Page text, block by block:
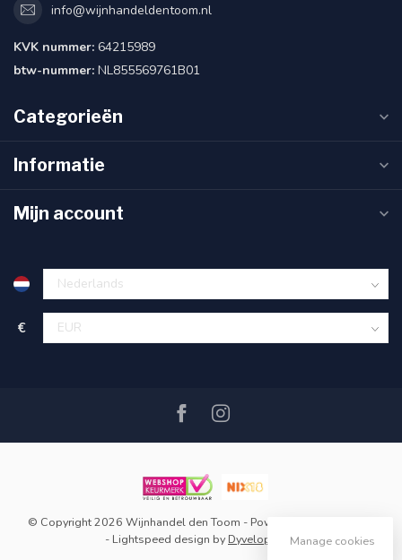
info@wijnhandeldentoom.nl
KVK nummer: 64215989
btw-nummer: NL855569761B01
Categorieën
Informatie
Mijn account
€
© Copyright 2026 Wijnhandel den Toom - Powered by
- Lightspeed design by DyvelopmentManage cookies